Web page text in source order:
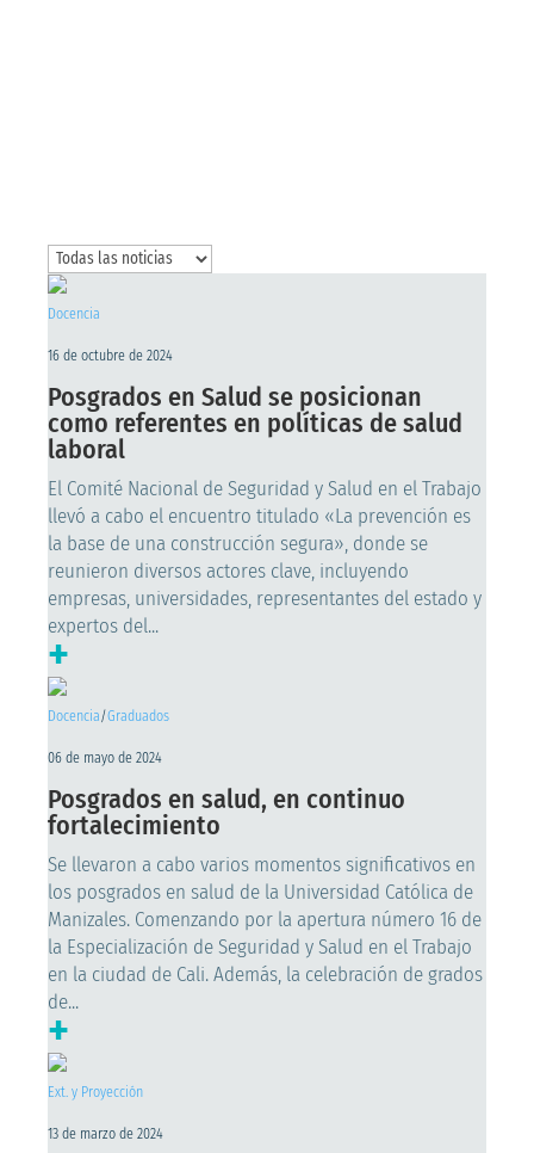
Docencia
16 de octubre de 2024
Posgrados en Salud se posicionan
como referentes en políticas de salud
laboral
El Comité Nacional de Seguridad y Salud en el Trabajo
llevó a cabo el encuentro titulado «La prevención es
la base de una construcción segura», donde se
reunieron diversos actores clave, incluyendo
empresas, universidades, representantes del estado y
expertos del...
+
Docencia/Graduados
06 de mayo de 2024
Posgrados en salud, en continuo
fortalecimiento
Se llevaron a cabo varios momentos significativos en
los posgrados en salud de la Universidad Católica de
Manizales. Comenzando por la apertura número 16 de
la Especialización de Seguridad y Salud en el Trabajo
en la ciudad de Cali. Además, la celebración de grados
de...
+
Ext. y Proyección
13 de marzo de 2024